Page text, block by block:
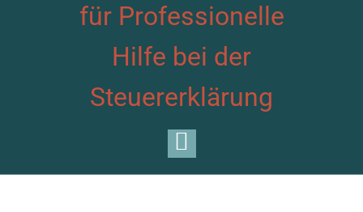
für Professionelle
Hilfe bei der
Steuererklärung